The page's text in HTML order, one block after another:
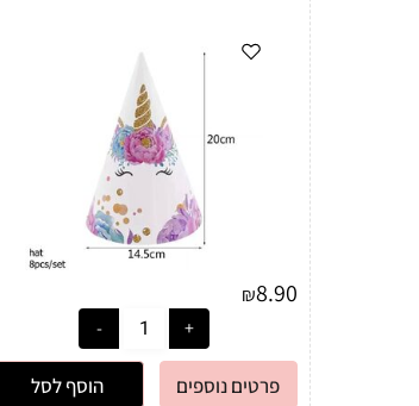
₪8.90
פרטים נוספים הוסף לסל